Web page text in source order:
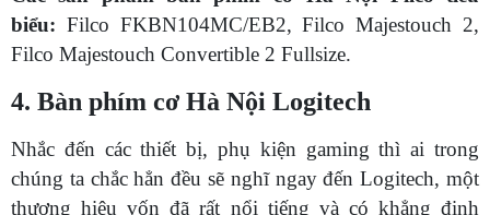
biểu: Filco FKBN104MC/EB2, Filco Majestouch 2,
Filco Majestouch Convertible 2 Fullsize.
4. Bàn phím cơ Hà Nội Logitech
Nhắc đến các thiết bị, phụ kiện gaming thì ai trong
chúng ta chắc hẳn đều sẽ nghĩ ngay đến Logitech, một
thương hiệu vốn đã rất nổi tiếng và có khẳng định